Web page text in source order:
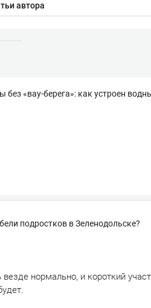
автора
«вау-берега»: как устроен
подростков в Зеленодольске?
нормально, и короткий